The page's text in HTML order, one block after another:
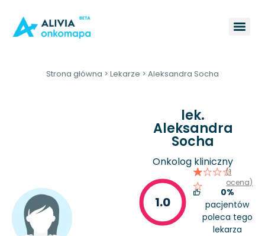
Strona główna > Lekarze > Aleksandra Socha
lek.
Aleksandra
Socha
Onkolog kliniczny
1.0
(1
ocena)
0%
pacjentów
poleca tego
lekarza